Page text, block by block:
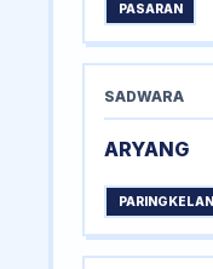
PASARAN
SADWARA
ARYANG
PARINGKELAN